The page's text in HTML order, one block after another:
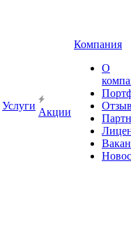
Услуги
Акции
Компания
О